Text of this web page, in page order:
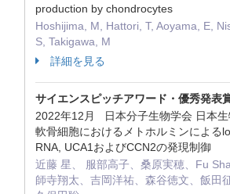
production by chondrocytes
Hoshijima, M, Hattori, T, Aoyama, E,
S, Takigawa, M
詳細を見る
サイエンスピッチアワード・優秀発表
2022年12月 日本分子生物学会 日本
軟骨細胞におけるメトホルミンによる
RNA, UCA1およびCCN2の発現制御
近藤 星、 服部高子、桑原実穂、Fu
師寺翔太、吉岡洋祐、森谷徳文、飯田